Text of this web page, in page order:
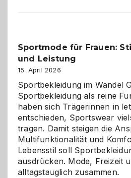
gegen
Chaos
Sportmode für Frauen:
und Leistung
15. April 2026
Sportbekleidung im Wandel
Sportbekleidung als reine
haben sich Trägerinnen in
entschieden, Sportswear
tragen. Damit steigen die
Multifunktionalität und
Lebensstil soll
ausdrücken. Mode, Freizeit
alltagstauglich zusammen.